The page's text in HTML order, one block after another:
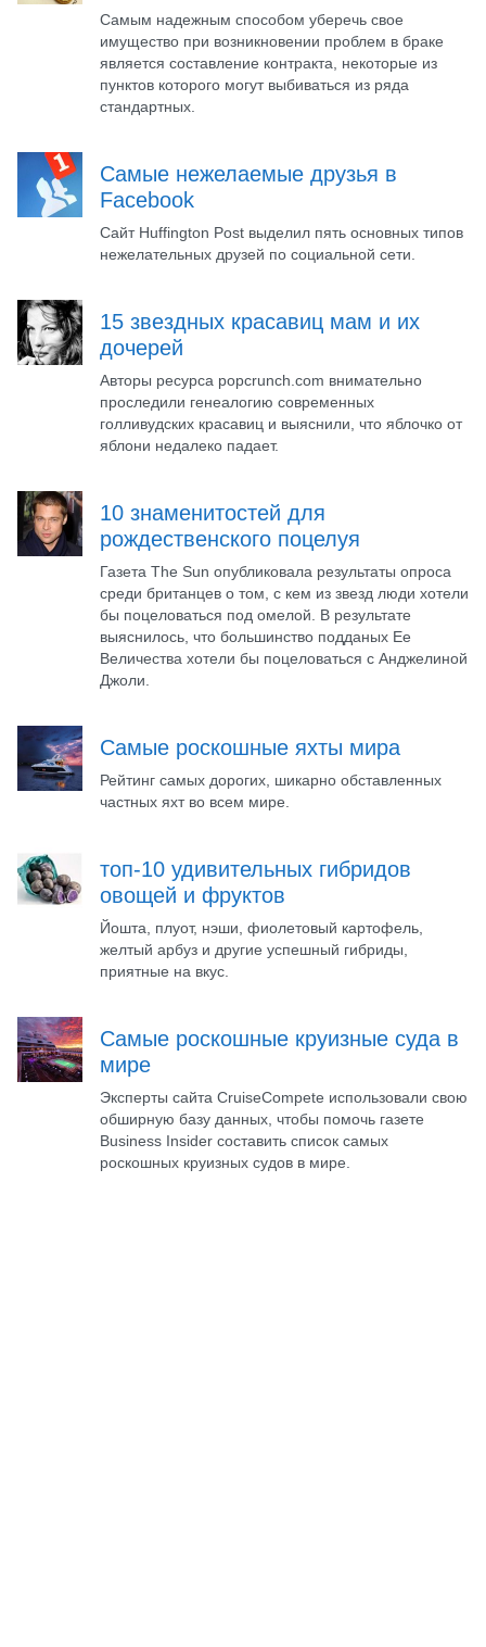
Самым надежным способом уберечь свое
имущество при возникновении проблем в браке
является составление контракта, некоторые из
пунктов которого могут выбиваться из ряда
стандартных.
Самые нежелаемые друзья в
Facebook
Сайт Huffington Post выделил пять основных типов
нежелательных друзей по социальной сети.
15 звездных красавиц мам и их
дочерей
Авторы ресурса popcrunch.com внимательно
проследили генеалогию современных
голливудских красавиц и выяснили, что яблочко от
яблони недалеко падает.
10 знаменитостей для
рождественского поцелуя
Газета The Sun опубликовала результаты опроса
среди британцев о том, с кем из звезд люди хотели
бы поцеловаться под омелой. В результате
выяснилось, что большинство подданых Ее
Величества хотели бы поцеловаться с Анджелиной
Джоли.
Самые роскошные яхты мира
Рейтинг самых дорогих, шикарно обставленных
частных яхт во всем мире.
топ-10 удивительных гибридов
овощей и фруктов
Йошта, плуот, нэши, фиолетовый картофель,
желтый арбуз и другие успешный гибриды,
приятные на вкус.
Самые роскошные круизные суда в
мире
Эксперты сайта CruiseCompete использовали свою
обширную базу данных, чтобы помочь газете
Business Insider составить список самых
роскошных круизных судов в мире.